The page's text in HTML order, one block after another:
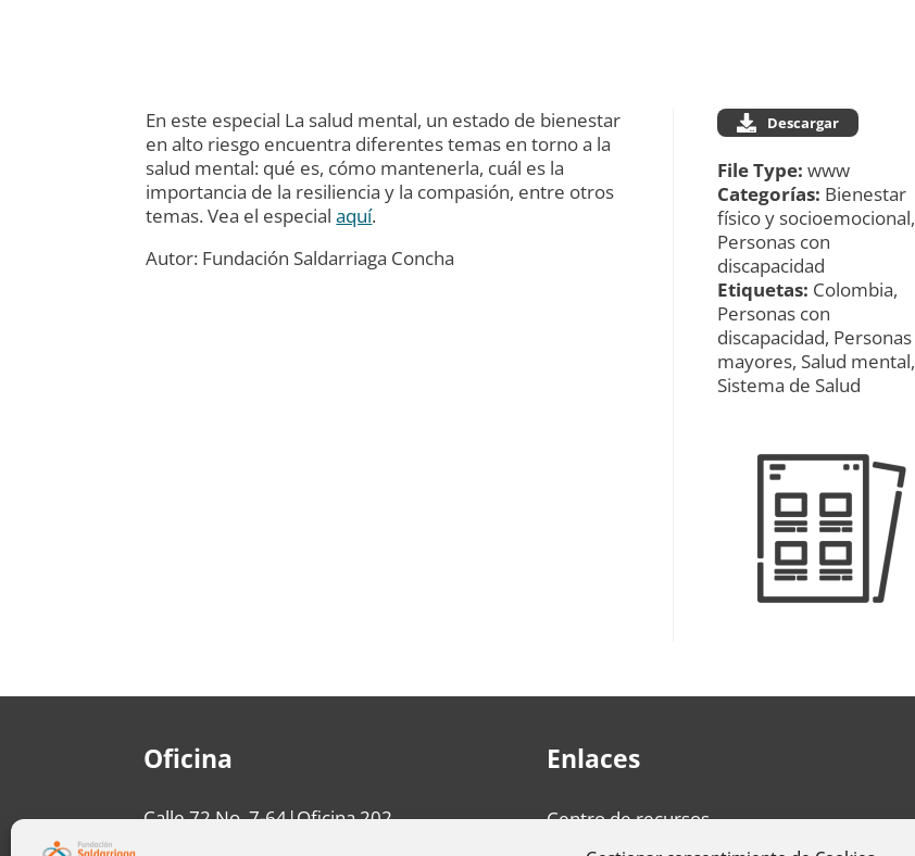
En este especial La salud mental, un estado de bienestar
en alto riesgo encuentra diferentes temas en torno a la
salud mental: qué es, cómo mantenerla, cuál es la
importancia de la resiliencia y la compasión, entre otros
temas. Vea el especialaquí.
Autor: Fundación Saldarriaga Concha
Descargar
File Type: www
Categorías: Bienestar
físico y socioemocional,
Personas con
discapacidad
Etiquetas: Colombia,
Personas con
discapacidad, Personas
mayores, Salud mental,
Sistema de Salud
Oficina
Calle 72 No. 7-64|Oficina 202
Enlaces
Centro de recursos